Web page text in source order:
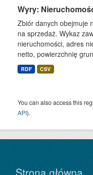
Wyry:
Zbiór danych obejmuje
na sprzedaż. Wykaz
nieruchomości, adres
netto, powierzchnię
RDF CSV
You can also access this
API).
Strona główna